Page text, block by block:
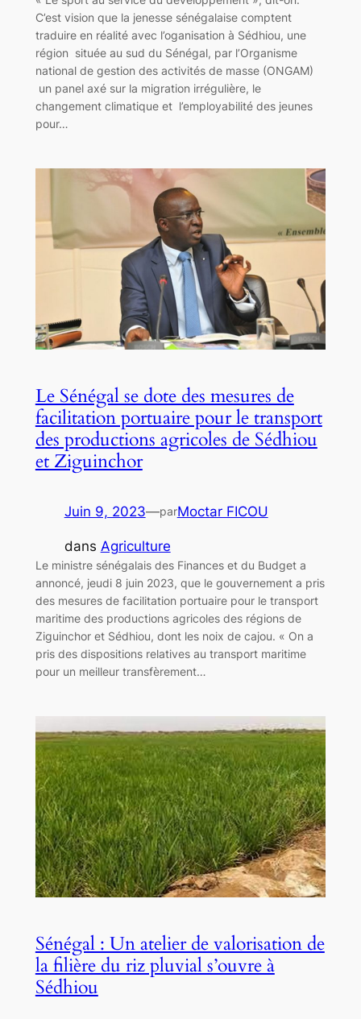
C’est vision que la jenesse sénégalaise comptent
traduire en réalité avec l’oganisation à Sédhiou, une
région située au sud du Sénégal, par l’Organisme
national de gestion des activités de masse (ONGAM)
un panel axé sur la migration irrégulière, le
changement climatique et l’employabilité des jeunes
pour…
Le Sénégal se dote des mesures de
facilitation portuaire pour le transport
des productions agricoles de Sédhiou
et Ziguinchor
Juin 9, 2023—parMoctar FICOU
dans Agriculture
Le ministre sénégalais des Finances et du Budget a
annoncé, jeudi 8 juin 2023, que le gouvernement a pris
des mesures de facilitation portuaire pour le transport
maritime des productions agricoles des régions de
Ziguinchor et Sédhiou, dont les noix de cajou. « On a
pris des dispositions relatives au transport maritime
pour un meilleur transfèrement…
Sénégal : Un atelier de valorisation de
la filière du riz pluvial s’ouvre à
Sédhiou